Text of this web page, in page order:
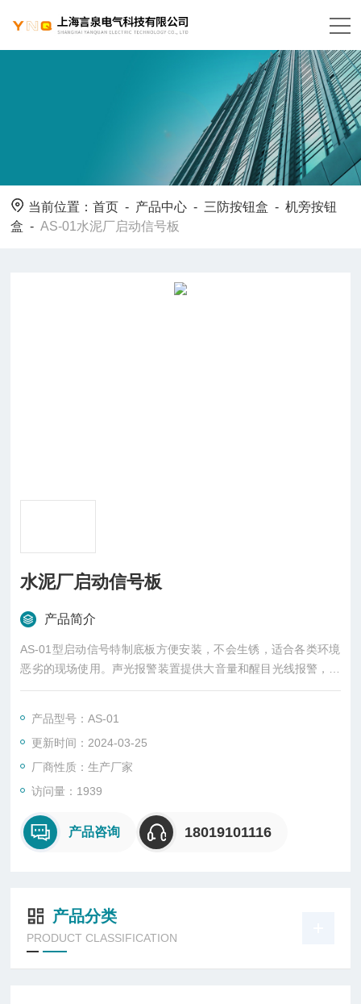
当前位置：首页 - 产品中心 - 三防按钮盒 -机旁按钮
盒 -AS-01水泥厂启动信号板
水泥厂启动信号板
产品简介
AS-01型启动信号特制底板方便安装，不会生锈，适合各类环境
恶劣的现场使用。声光报警装置提供大音量和醒目光线报警，快
速确定故障位置。标准接线盒，为现场设备安装提供方便，并防
产品型号：AS-01
更新时间：2024-03-25
厂商性质：生产厂家
访问量：1939
产品咨询 18019101116
产品分类
PRODUCT CLASSIFICATION